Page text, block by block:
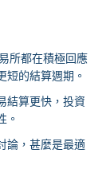
所都在積極回應
短的結算週期。
結算更快，投資
。
論，甚麼是最適